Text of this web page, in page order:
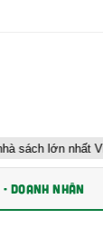
Việt Nam
DOANH NHÂN